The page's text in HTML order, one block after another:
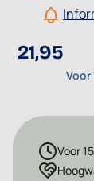
21,95
Voor